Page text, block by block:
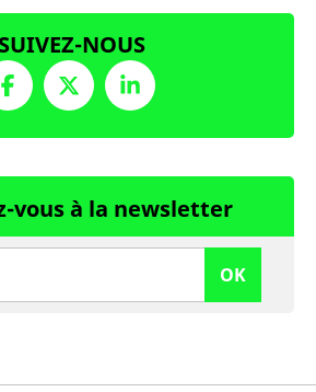
SUIVEZ-NOUS
vous à la newsletter
OK